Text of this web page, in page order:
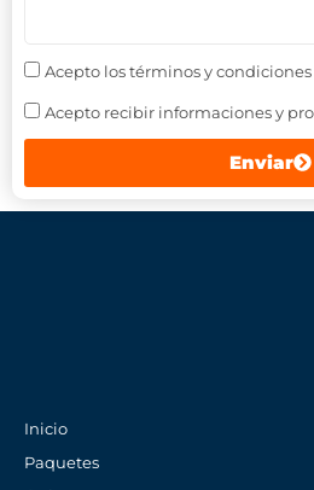
Acepto los términos y condiciones
Acepto recibir informaciones y
Enviar
Inicio
Paquetes